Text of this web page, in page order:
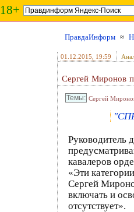
18+
ПравдаИнформ ≈
01.12.2015 , 19:59
Сергей Миронов
Сергей
кавалеров
«Эти
Сергей
включать и
отсутствует».